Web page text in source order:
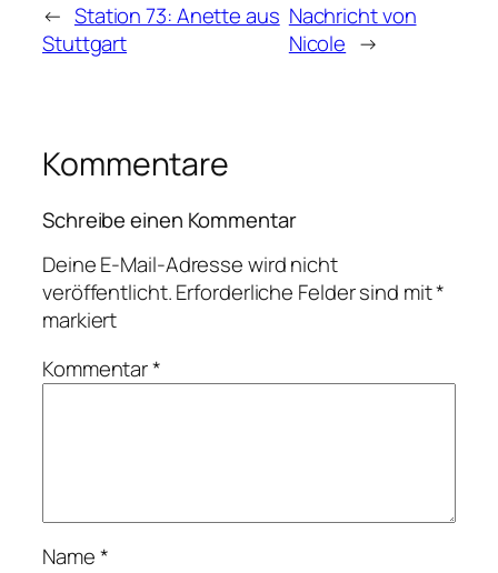
← Station 73: Anette aus
Stuttgart
Nachricht von
Nicole →
Kommentare
Schreibe einen Kommentar
Deine E-Mail-Adresse wird nicht
veröffentlicht.Erforderliche Felder sind mit*
markiert
Kommentar*
Name*